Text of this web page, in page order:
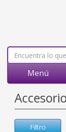
Menú
Filtro